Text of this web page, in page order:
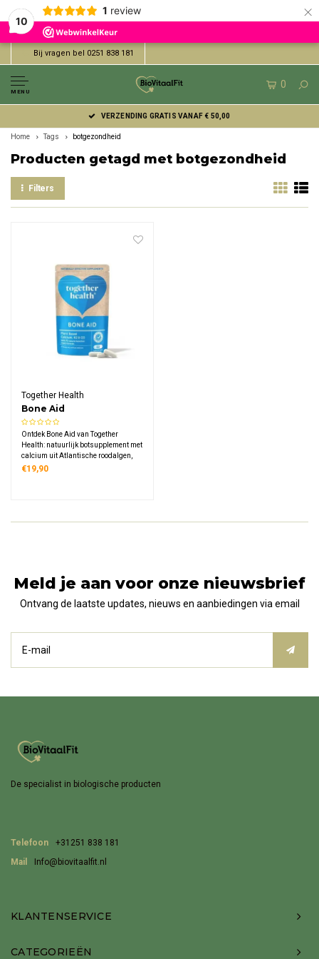
10
1 review ×
Bij vragen bel 0251 838 181
MENU
0
VERZENDING GRATIS VANAF € 50,00
Home Tags botgezondheid
Producten getagd met botgezondheid
Filters
Together Health
Bone Aid
Ontdek Bone Aid van Together
Health: natuurlijk botsupplement met
calcium uit Atlantische roodalgen,
vitamine K2 menaquinone-7 uit
€19,90
Meld je aan voor onze nieuwsbrief
Ontvang de laatste updates, nieuws en aanbiedingen via email
De specialist in biologische producten
Telefoon
+31251 838 181
Mail
Info@biovitaalfit.nl
KLANTENSERVICE
CATEGORIEËN